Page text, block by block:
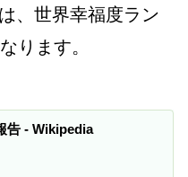
、世界幸福度ラン
ります。
告 - Wikipedia